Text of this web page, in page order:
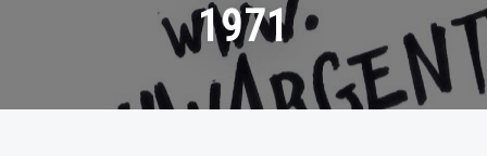
1971